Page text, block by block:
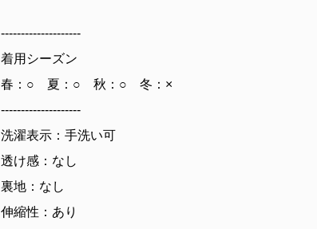
--------------------
着用シーズン
春：○ 夏：○ 秋：○ 冬：×
--------------------
洗濯表示：手洗い可
透け感：なし
裏地：なし
伸縮性：あり